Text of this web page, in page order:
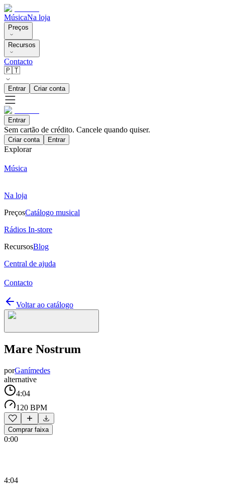
MúsicaNa loja
Preços
Recursos
Contacto
🇵🇹
Entrar Criar conta
Entrar
Sem cartão de crédito. Cancele quando quiser.
Criar conta Entrar
Explorar
Música
Na loja
PreçosCatálogo musical
Rádios In-store
RecursosBlog
Central de ajuda
Contacto
Voltar ao catálogo
Mare Nostrum
porGanímedes
alternative
4:04
120 BPM
Comprar faixa
0:00
4:04